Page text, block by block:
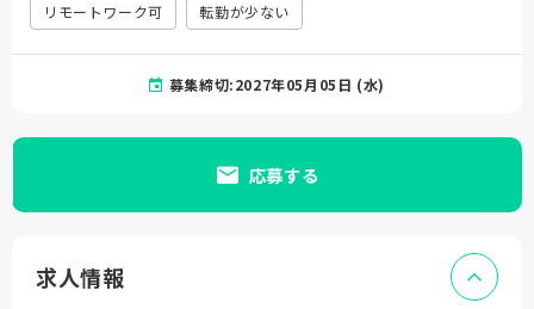
リモートワーク可 転勤が少ない
募集締切:2027年05月05日 (水)
応募する
求人情報